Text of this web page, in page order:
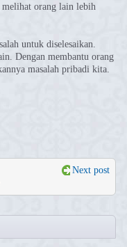
melihat orang lain lebih
untuk diselesaikan.
Dengan membantu orang
masalah pribadi kita.
Next post